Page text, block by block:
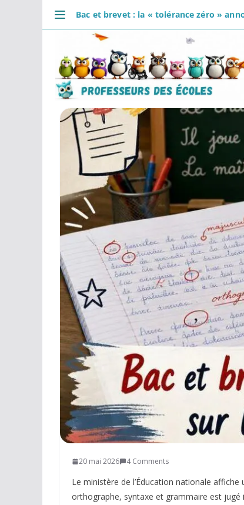
Se connecter
Actualités
Ressources
Lectures de livres
Mouvement
Groupes
Réseaux sociaux
Petites annonces
Boutique
Humour
Bac et brevet : la « tolérance zéro »
Passer
20 mai 2026 4 Comments
Le ministère de l’Éducation nationale
orthographe, syntaxe et grammaire est jugé